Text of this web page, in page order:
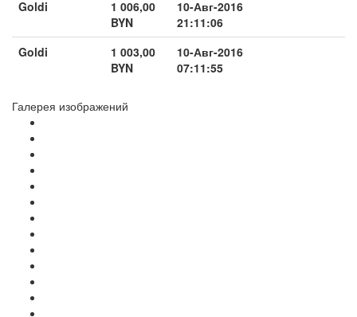
Goldi
1 006,00
BYN
10-Авг-2016
21:11:06
Goldi
1 003,00
BYN
10-Авг-2016
07:11:55
Галерея изображений